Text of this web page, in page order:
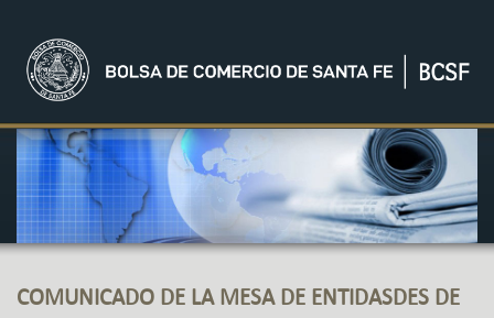
COMUNICADO DE LA MESA DE ENTIDASDES DE